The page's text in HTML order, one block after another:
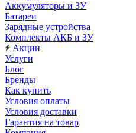
Аккумуляторы и ЗУ
Батареи
Зарядные устройства
Комплекты АКБ и ЗУ
Акции
Услуги
Блог
Бренды
Как купить
Условия оплаты
Условия доставки
Гарантия на товар